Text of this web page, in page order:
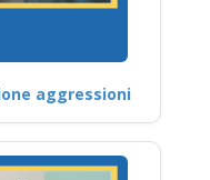
aggressioni